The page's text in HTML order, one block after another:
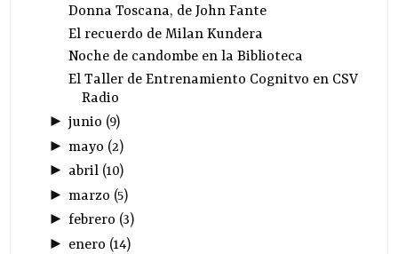
Donna Toscana, de John Fante
El recuerdo de Milan Kundera
Noche de candombe en la Biblioteca
El Taller de Entrenamiento Cognitvo en CSV
Radio
► junio (9)
► mayo (2)
► abril(10)
► marzo (5)
► febrero (3)
► enero (14)